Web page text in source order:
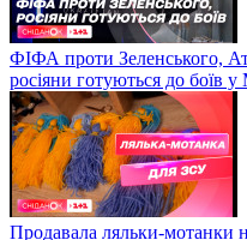
ФІФА проти Зеленського,
росіяни готуються до боїв у
Продавала ляльки-мотанки